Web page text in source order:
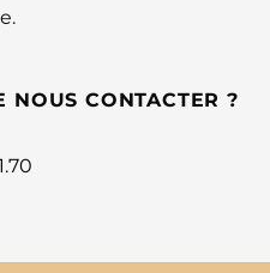
NOUS CONTACTER ?